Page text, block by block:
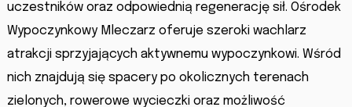
uczestników oraz odpowiednią regenerację sił. Ośrodek
Wypoczynkowy Mleczarz oferuje szeroki wachlarz
atrakcji sprzyjających aktywnemu wypoczynkowi. Wśród
nich znajdują się spacery po okolicznych terenach
zielonych, rowerowe wycieczki oraz możliwość